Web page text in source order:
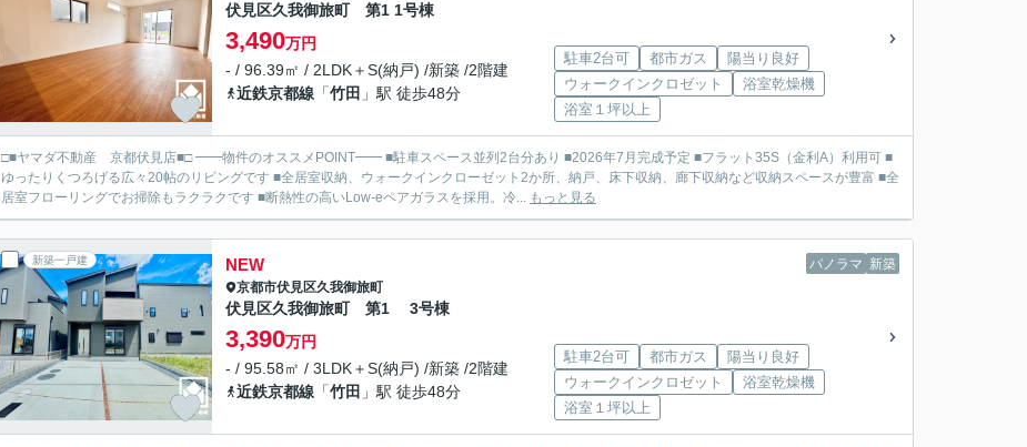
伏見区久我御旅町 第1 1号棟
3,490万円
- / 96.39㎡ / 2LDK＋S(納戸) /新築 /2階建
近鉄京都線 「竹田 」駅 徒歩48分
駐車2台可 都市ガス
陽当り良好
ウォークインクロゼット
浴室乾燥機
浴室１坪以上
□■ヤマダ不動産 京都伏見店■□ ━━物件のオススメPOINT━━ ■駐車スペース並列2台分あり ■2026年7月完成予定 ■フラット35S（金利A）利用可 ■
ゆったりくつろげる広々20帖のリビングです ■全居室収納、ウォークインクローゼット2か所、納戸、床下収納、廊下収納など収納スペースが豊富 ■全
居室フローリングでお掃除もラクラクです ■断熱性の高いLow-eペアガラスを採用。冷... もっと見る
新築一戸建 パノラマ 新築
NEW
京都市伏見区久我御旅町
伏見区久我御旅町 第1 3号棟
3,390万円
- / 95.58㎡ / 3LDK＋S(納戸) /新築 /2階建
近鉄京都線 「竹田 」駅 徒歩48分
駐車2台可 都市ガス
陽当り良好
ウォークインクロゼット
浴室乾燥機
浴室１坪以上